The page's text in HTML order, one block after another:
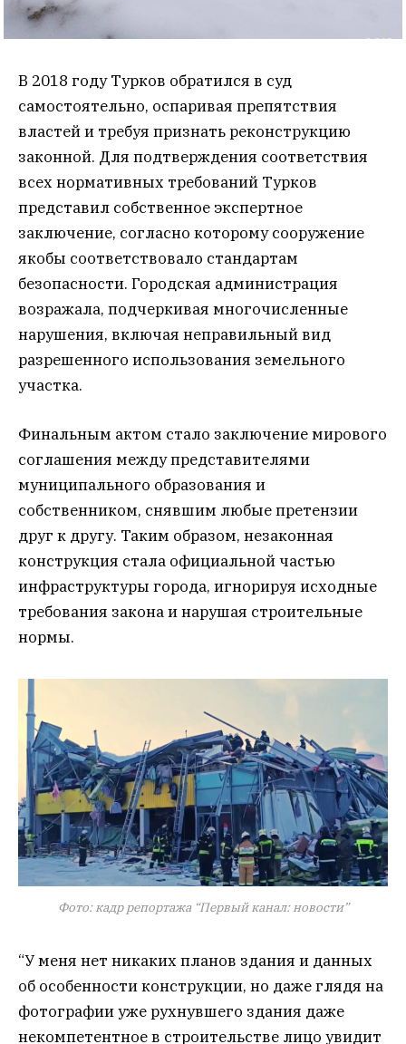
В 2018 году Турков обратился в суд
самостоятельно, оспаривая препятствия
властей и требуя признать реконструкцию
законной. Для подтверждения соответствия
всех нормативных требований Турков
представил собственное экспертное
заключение, согласно которому сооружение
якобы соответствовало стандартам
безопасности. Городская администрация
возражала, подчеркивая многочисленные
нарушения, включая неправильный вид
разрешенного использования земельного
участка.
Финальным актом стало заключение мирового
соглашения между представителями
муниципального образования и
собственником, снявшим любые претензии
друг к другу. Таким образом, незаконная
конструкция стала официальной частью
инфраструктуры города, игнорируя исходные
требования закона и нарушая строительные
нормы.
Фото: кадр репортажа “Первый канал: новости”
“У меня нет никаких планов здания и данных
об особенности конструкции, но даже глядя на
фотографии уже рухнувшего здания даже
некомпетентное в строительстве лицо увидит